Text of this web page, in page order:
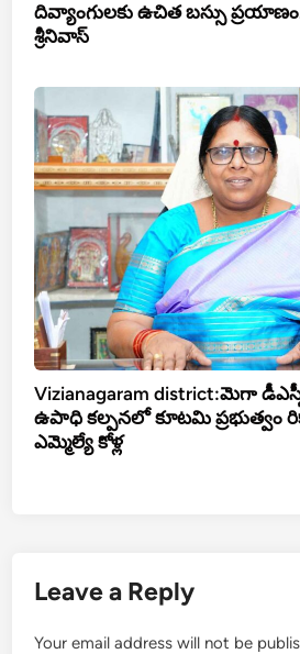
దివ్యాంగులకు ఉచిత బస్సు
శ్రీనివాస్
Vizianagaram district:మెగా
ఉపాధి కల్పనలో కూటమి ప్రభుత్వం
ఎమ్మెల్యే కోళ్ల
Leave a Reply
Your email address will not be